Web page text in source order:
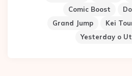
Comic Boost
Grand Jump
Kei
Yesterday o